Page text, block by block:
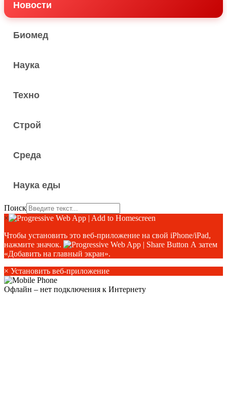
Новости
Биомед
Наука
Техно
Строй
Среда
Наука еды
Поиск
×
Чтобы установить это веб-приложение на свой iPhone/iPad,
нажмите значок.
А затем
«Добавить на главный экран».
× Установить веб-приложение
Офлайн – нет подключения к Интернету